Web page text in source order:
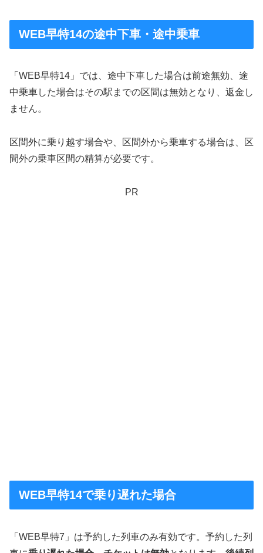
WEB早特14の途中下車・途中乗車
「WEB早特14」では、途中下車した場合は前途無効、途
中乗車した場合はその駅までの区間は無効となり、返金し
ません。
区間外に乗り越す場合や、区間外から乗車する場合は、区
間外の乗車区間の精算が必要です。
PR
WEB早特14で乗り遅れた場合
「WEB早特7」は予約した列車のみ有効です。予約した列